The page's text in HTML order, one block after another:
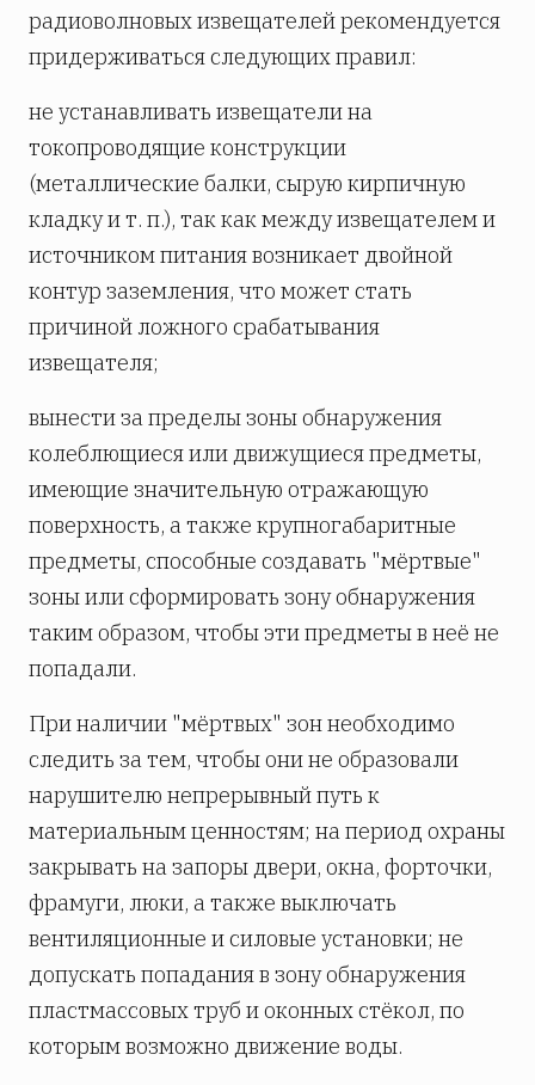
радиоволновых извещателей рекомендуется
придерживаться следующих правил:
не устанавливать извещатели на
токопроводящие конструкции
(металлические балки, сырую кирпичную
кладку и т. п.), так как между извещателем и
источником питания возникает двойной
контур заземления, что может стать
причиной ложного срабатывания
извещателя;
вынести за пределы зоны обнаружения
колеблющиеся или движущиеся предметы,
имеющие значительную отражающую
поверхность, а также крупногабаритные
предметы, способные создавать "мёртвые"
зоны или сформировать зону обнаружения
таким образом, чтобы эти предметы в неё не
попадали.
При наличии "мёртвых" зон необходимо
следить за тем, чтобы они не образовали
нарушителю непрерывный путь к
материальным ценностям; на период охраны
закрывать на запоры двери, окна, форточки,
фрамуги, люки, а также выключать
вентиляционные и силовые установки; не
допускать попадания в зону обнаружения
пластмассовых труб и оконных стёкол, по
которым возможно движение воды.